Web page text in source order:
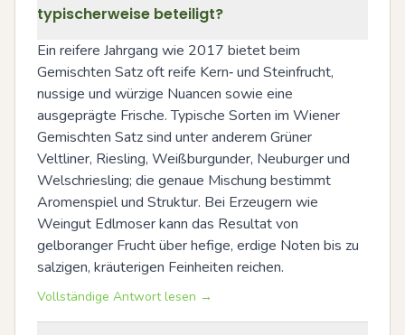
typischerweise beteiligt?
Ein reifere Jahrgang wie 2017 bietet beim
Gemischten Satz oft reife Kern‑ und Steinfrucht,
nussige und würzige Nuancen sowie eine
ausgeprägte Frische. Typische Sorten im Wiener
Gemischten Satz sind unter anderem Grüner
Veltliner, Riesling, Weißburgunder, Neuburger und
Welschriesling; die genaue Mischung bestimmt
Aromenspiel und Struktur. Bei Erzeugern wie
Weingut Edlmoser kann das Resultat von
gelboranger Frucht über hefige, erdige Noten bis zu
salzigen, kräuterigen Feinheiten reichen.
Vollständige Antwort lesen →